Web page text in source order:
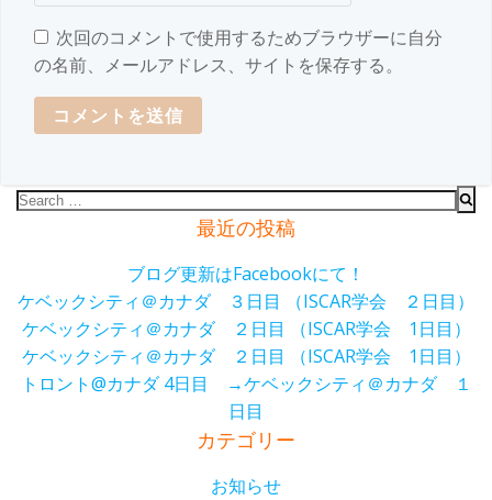
次回のコメントで使用するためブラウザーに自分
の名前、メールアドレス、サイトを保存する。
Search
最近の投稿
ブログ更新はFacebookにて！
ケベックシティ＠カナダ ３日目 （ISCAR学会 ２日目）
ケベックシティ＠カナダ ２日目 （ISCAR学会 1日目）
ケベックシティ＠カナダ ２日目 （ISCAR学会 1日目）
トロント@カナダ 4日目 →ケベックシティ＠カナダ １
日目
カテゴリー
お知らせ